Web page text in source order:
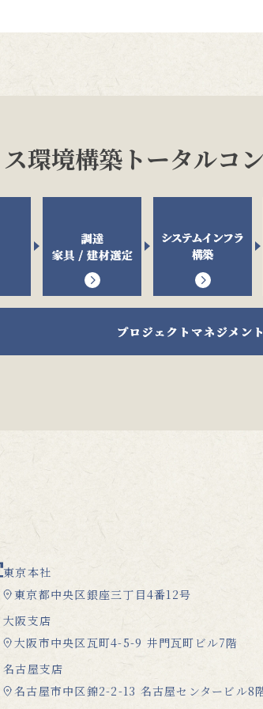
環境構築トータルコ
東京本社
東京都中央区銀座三丁目4番12号
大阪支店
大阪市中央区瓦町4-5-9 井門瓦町ビル7階
名古屋支店
名古屋市中区錦2-2-13 名古屋センタービル8